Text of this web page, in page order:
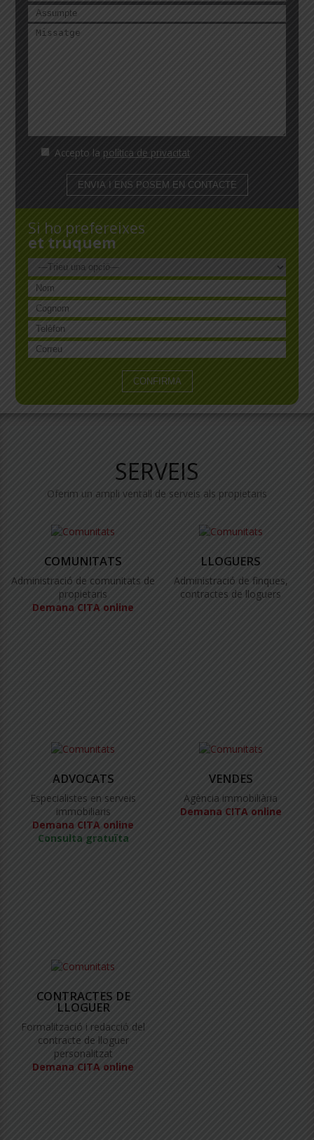
Accepto la política de privacitat
Si ho prefereixes
et truquem
SERVEIS
Oferim un ampli ventall de serveis als propietaris
COMUNITATS
Administració de comunitats de
propietaris
Demana CITA online
LLOGUERS
Administració de finques,
contractes de lloguers
ADVOCATS
Especialistes en serveis
immobiliaris
Demana CITA online
Consulta gratuïta
VENDES
Agència immobiliària
Demana CITA online
CONTRACTES DE
LLOGUER
Formalització i redacció del
contracte de lloguer
personalitzat
Demana CITA online